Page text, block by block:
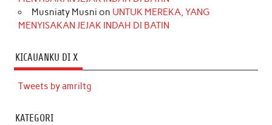
Musniaty Musni on UNTUK MEREKA, YANG
MENYISAKAN JEJAK INDAH DI BATIN
KICAUANKU DI X
Tweets by amriltg
KATEGORI